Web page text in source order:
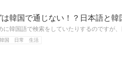
”は韓国で通じない！？日本語と
に韓国語で検索をしていたりするのです
韓国 日常 生活